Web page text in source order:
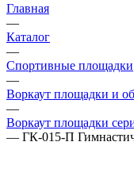
Главная
—
Каталог
—
Спортивные площадки
—
Воркаут площадки и
—
Воркаут площадки
— ГК-015-П